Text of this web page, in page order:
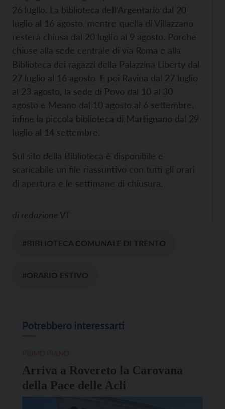
26 luglio. La biblioteca dell’Argentario dal 20
luglio al 16 agosto, mentre quella di Villazzano
resterà chiusa dal 20 luglio al 9 agosto. Porche
chiuse alla sede centrale di via Roma e alla
Biblioteca dei ragazzi della Palazzina Liberty dal
27 luglio al 16 agosto. E poi Ravina dal 27 luglio
al 23 agosto, la sede di Povo dal 10 al 30
agosto e Meano dal 10 agosto al 6 settembre,
infine la piccola biblioteca di Martignano dal 29
luglio al 14 settembre.
Sul sito della Biblioteca è disponibile e
scaricabile un file riassuntivo con tutti gli orari
di apertura e le settimane di chiusura.
di redazione VT
#BIBLIOTECA COMUNALE DI TRENTO
#ORARIO ESTIVO
Potrebbero interessarti
Arriva a Rovereto la Carovana
della Pace delle Acli